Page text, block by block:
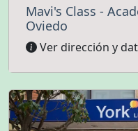
Mavi's Class -
Oviedo
Ver dirección y